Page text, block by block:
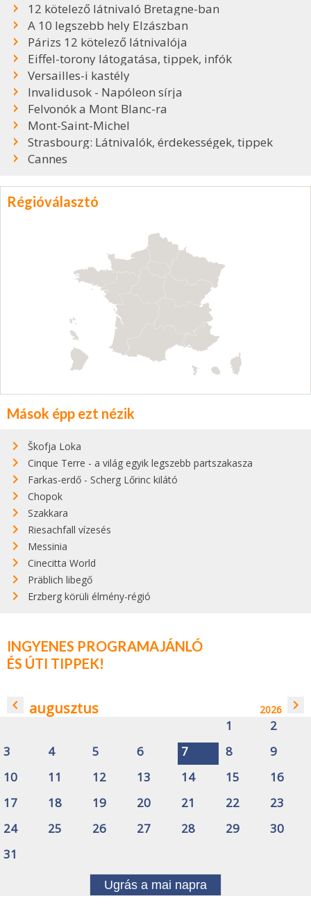
12 kötelező látnivaló Bretagne-ban
A 10 legszebb hely Elzászban
Párizs 12 kötelező látnivalója
Eiffel-torony látogatása, tippek, infók
Versailles-i kastély
Invalidusok - Napóleon sírja
Felvonók a Mont Blanc-ra
Mont-Saint-Michel
Strasbourg: Látnivalók, érdekességek, tippek
Cannes
Régióválasztó
Mások épp ezt nézik
Škofja Loka
Cinque Terre - a világ egyik legszebb partszakasza
Farkas-erdő - Scherg Lőrinc kilátó
Chopok
Szakkara
Riesachfall vízesés
Messinia
Cinecitta World
Präblich libegő
Erzberg körüli élmény-régió
INGYENES PROGRAMAJÁNLÓ
ÉS ÚTI TIPPEK!
navigate_before augusztus 2026 navigate_next
1
2
3
4 5 6 7 8
9
10
11 12 13 14 15
16
17
18 19 20 21 22
23
24
25 26 27 28 29
30
31
Ugrás a mai napra